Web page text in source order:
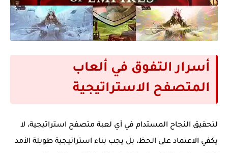
أسرار التفوق في ألعاب
المتصفح الاستراتيجية
لتحقيق النجاح المستدام في أي لعبة متصفح استراتيجية، لا
يكفي الاعتماد على الحظ، بل يجب بناء استراتيجية طويلة الأمد